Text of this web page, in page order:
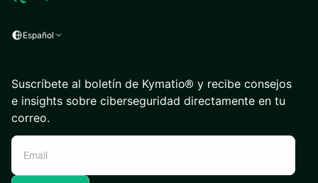
Español
Suscríbete al boletín de Kymatio® y recibe consejos
e insights sobre ciberseguridad directamente en tu
correo.